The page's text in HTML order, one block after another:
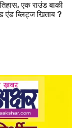
एक राउंड बाकी
एंड ब्लिट्ज खिताब ?